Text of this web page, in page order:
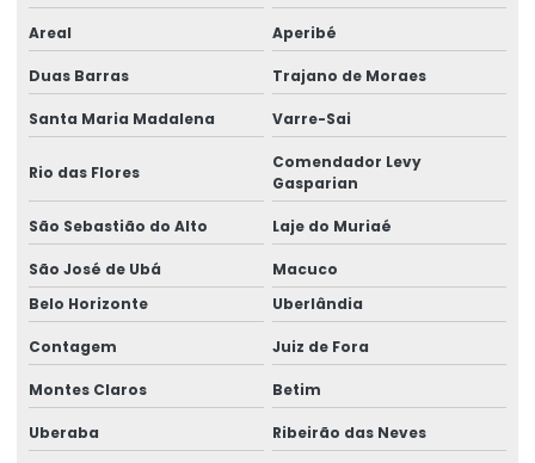
Empresa de análise ergonômica preliminar
Empresa de análise de ntep
Empresa de assessoria em ergonomia
Empresa de assessoria jurídica
Empresa de assistência pericial
Empresa de avaliação de capacidade laborativa
Empresa de consultoria em ergonomia
Empresa de consultoria higiene ocupacional
Empresa de consultoria em ntep
Areal Aperibé
Duas Barras Trajano de Moraes
Santa Maria Madalena Varre-Sai
Rio das Flores
Comendador Levy
Gasparian
São Sebastião do Alto Laje do Muriaé
São José de Ubá
Macuco
Belo Horizonte
Uberlândia
Contagem Juiz de Fora
Montes Claros Betim
Uberaba Ribeirão das Neves